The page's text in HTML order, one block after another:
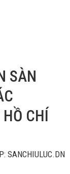
SÀN
CHÍ
SANCHIULUC.DN